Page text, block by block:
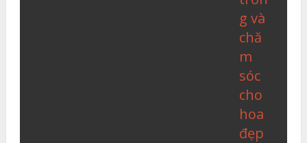
g và
chă
m
sóc
cho
hoa
đẹp